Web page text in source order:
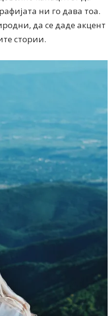
ни го дава тоа.
да се даде акцент
стории.